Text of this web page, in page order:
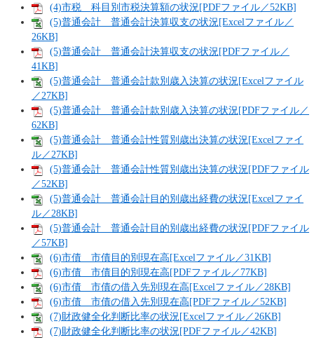
(4)市税 科目別市税決算額の状況[PDFファイル／52KB]
(5)普通会計 普通会計決算収支の状況[Excelファイル／
26KB]
(5)普通会計 普通会計決算収支の状況[PDFファイル／
41KB]
(5)普通会計 普通会計款別歳入決算の状況[Excelファイル
／27KB]
(5)普通会計 普通会計款別歳入決算の状況[PDFファイル／
62KB]
(5)普通会計 普通会計性質別歳出決算の状況[Excelファイ
ル／27KB]
(5)普通会計 普通会計性質別歳出決算の状況[PDFファイル
／52KB]
(5)普通会計 普通会計目的別歳出経費の状況[Excelファイ
ル／28KB]
(5)普通会計 普通会計目的別歳出経費の状況[PDFファイル
／57KB]
(6)市債 市債目的別現在高[Excelファイル／31KB]
(6)市債 市債目的別現在高[PDFファイル／77KB]
(6)市債 市債の借入先別現在高[Excelファイル／28KB]
(6)市債 市債の借入先別現在高[PDFファイル／52KB]
(7)財政健全化判断比率の状況[Excelファイル／26KB]
(7)財政健全化判断比率の状況[PDFファイル／42KB]